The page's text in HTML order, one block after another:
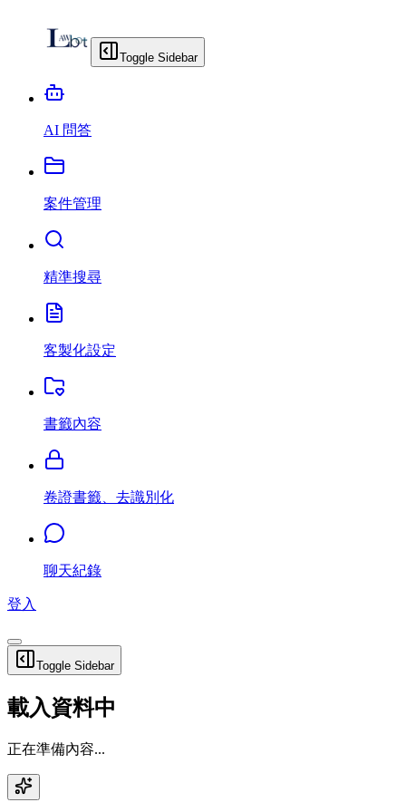
Toggle Sidebar
AI 問答
案件管理
精準搜尋
客製化設定
書籤內容
卷證書籤、去識別化
聊天紀錄
登入
Toggle Sidebar
載入資料中
正在準備內容...